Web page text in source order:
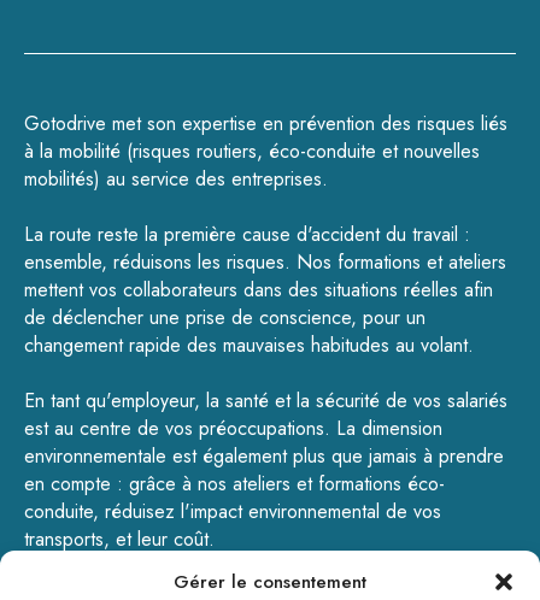
Gérer le consentement
Gotodrive met son expertise en prévention des risques liés
à la mobilité (risques routiers, éco-conduite etnouvelles
mobilités) au service des entreprises.
La route reste la première cause d'accident du travail :
ensemble, réduisons les risques. Nos formations etateliers
mettent vos collaborateurs dans des situations réelles afin
de déclencher une prise de conscience, pour un
changement rapide des mauvaises habitudes au volant.
En tant qu'employeur, la santé et la sécurité de vos salariés
est au centre de vos préoccupations. La dimension
environnementale est également plus que jamais à prendre
en compte : grâce à nos ateliers et formations éco-
conduite, réduisez l'impact environnemental de vos
transports, et leur coût.
GOTODRIVE - 200, rue de la Pulmez – 59310 Landas -